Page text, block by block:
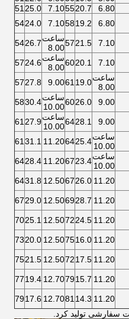
6.80
20.7
55
7.10
25.0
51
6.80
19.2
58
7.10
24.0
54
7.10
21.5
57ساعت
8.00
26.7
54
7.10
20.1
60ساعت
8.00
24.6
57
ساعت
8.00
19.0
61
9.00
27.8
57
9.00
26.0
60ساعت
10.00
30.4
58
9.00
28.1
64ساعت
10.00
27.9
61
ساعت
10.00
25.4
64
11.20
31.1
61
ساعت
10.00
23.4
67
11.20
28.4
64
11.20
26.0
67
12.50
31.8
64
11.20
28.7
69
12.50
29.0
67
11.20
24.5
72
12.50
25.1
70
11.20
16.0
75
12.50
20.0
73
11.20
17.5
72
12.50
21.5
75
11.20
15.7
79
12.70
19.4
77
11.20
14.3
81
12.70
17.6
79
تولید کرد.